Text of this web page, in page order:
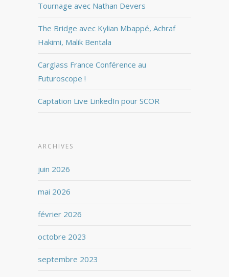
Tournage avec Nathan Devers
The Bridge avec Kylian Mbappé, Achraf
Hakimi, Malik Bentala
Carglass France Conférence au
Futuroscope !
Captation Live LinkedIn pour SCOR
ARCHIVES
juin 2026
mai 2026
février 2026
octobre 2023
septembre 2023